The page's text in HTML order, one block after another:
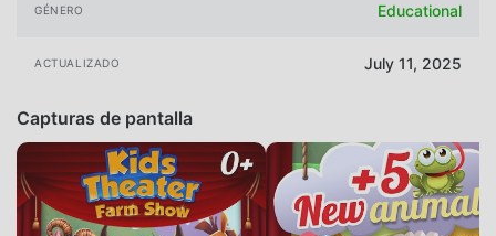
GÉNERO Educational
ACTUALIZADO July 11, 2025
Capturas de pantalla